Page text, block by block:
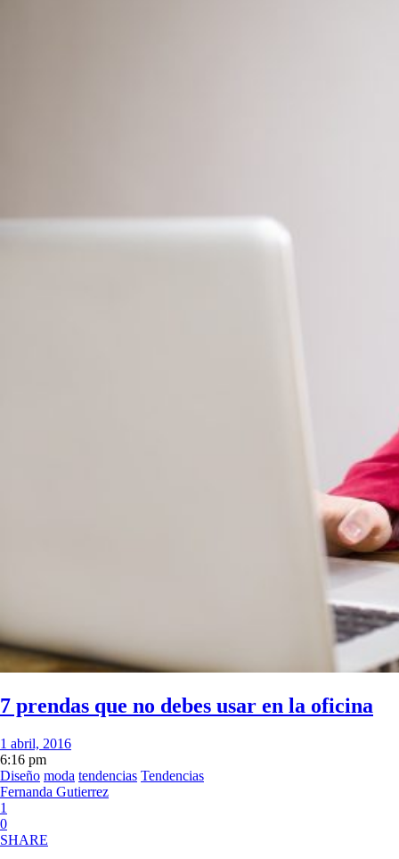
7 prendas que no debes usar en la oficina
1 abril, 2016
6:16 pm
Diseño moda tendencias Tendencias
Fernanda Gutierrez
1
0
SHARE